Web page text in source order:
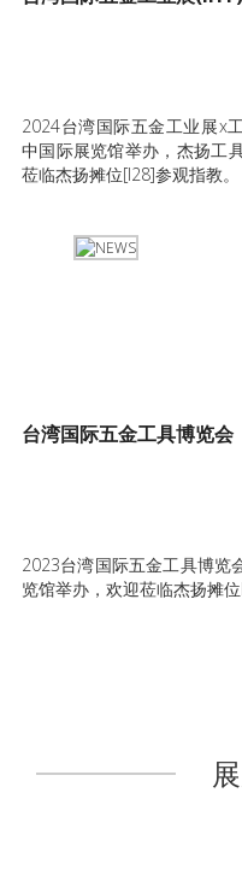
2024台湾国际五金工业展x
中国际展览馆举办，杰扬工
莅临杰扬摊位[I28]参观指教。
台湾国际五金工具博览会
2023台湾国际五金工具博览
览馆举办，欢迎莅临杰扬摊位